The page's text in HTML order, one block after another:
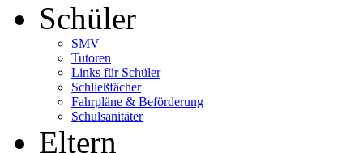
Schüler
SMV
Tutoren
Links für Schüler
Schließfächer
Fahrpläne & Beförderung
Schulsanitäter
Eltern